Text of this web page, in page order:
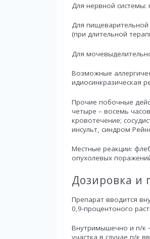
Для нервной системы:
Для пищеварительной
(при длительной
Для
Возможные
идиосинкразическая
Прочие побочные
четыре – восемь
кровотечение;
инсульт, синдром
Местные реакции:
опухолевых
Дозировка и
Препарат вводится
0,9-процентоного
Внутримышечно и п/к
участка в случае п/к